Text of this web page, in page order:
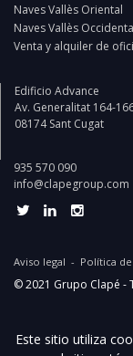
Naves Vallès Oriental
Naves Vallès
Venta y alquiler de
Edificio Advance
Av. Generalitat 164-
08174 Sant Cugat
935 570 090
info@clapegroup.com
Aviso legal - Política
© 2021 Grupo Clapé -
Website and digital
Este sitio utiliza